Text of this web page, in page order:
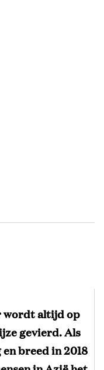
wordt altijd op
gevierd. Als
breed in 2018